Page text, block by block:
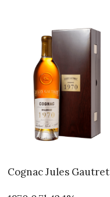
Cognac Jules Gautret